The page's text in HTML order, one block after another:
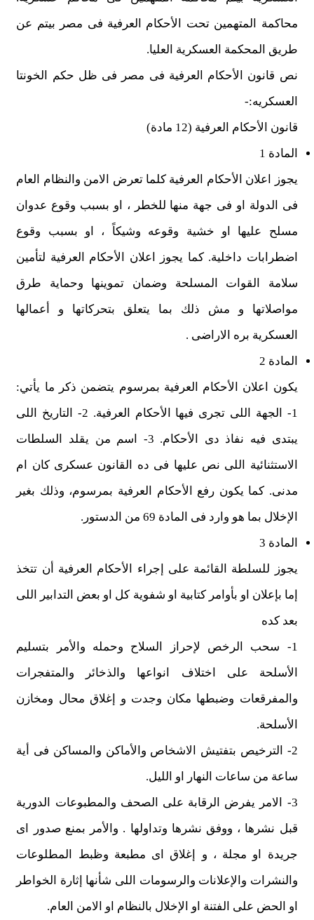
محاكمة المتهمين تحت الأحكام العرفية فى مصر بيتم عن
طريق المحكمة العسكرية العليا.
نص قانون الأحكام العرفية فى مصر فى ظل حكم الخونتا
العسكريه:-
قانون الأحكام العرفية (12 مادة)
المادة 1
يجوز اعلان الأحكام العرفية كلما تعرض الامن والنظام العام
فى الدولة او فى جهة منها للخطر ، او بسبب وقوع عدوان
مسلح عليها او خشية وقوعه وشيكاً ، او بسبب وقوع
اضطرابات داخلية. كما يجوز اعلان الأحكام العرفية لتأمين
سلامة القوات المسلحة وضمان تموينها وحماية طرق
مواصلاتها و مش ذلك بما يتعلق بتحركاتها و أعمالها
العسكرية بره الاراضى .
المادة 2
يكون اعلان الأحكام العرفية بمرسوم يتضمن ذكر ما يأتي:
1- الجهة اللى تجرى فيها الأحكام العرفية. 2- التاريخ اللى
يبتدى فيه نفاذ دى الأحكام. 3- اسم من يقلد السلطات
الاستثنائية اللى نص عليها فى ده القانون عسكرى كان ام
مدنى. كما يكون رفع الأحكام العرفية بمرسوم، وذلك بغير
الإخلال بما هو وارد فى المادة 69 من الدستور.
المادة 3
يجوز للسلطة القائمة على إجراء الأحكام العرفية أن تتخذ
إما بإعلان او بأوامر كتابية او شفوية كل او بعض التدابير اللى
بعد كده
1- سحب الرخص لإحراز السلاح وحمله والأمر بتسليم
الأسلحة على اختلاف انواعها والذخائر والمتفجرات
والمفرقعات وضبطها مكان وجدت و إغلاق محال ومخازن
الأسلحة.
2- الترخيص بتفتيش الاشخاص والأماكن والمساكن فى أية
ساعة من ساعات النهار او الليل.
3- الامر يفرض الرقابة على الصحف والمطبوعات الدورية
قبل نشرها ، ووفق نشرها وتداولها . والأمر بمنع صدور اى
جريدة او مجلة ، و إغلاق اى مطبعة وظبط المطلوعات
والنشرات والإعلانات والرسومات اللى شأنها إثارة الخواطر
او الحض على الفتنة او الإخلال بالنظام او الامن العام.